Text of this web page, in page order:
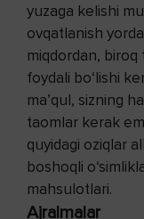
yuzaga kelishi
ovqatlanish
miqdordan,
foydali bo‘lishi
ma’qul, sizning
taomlar kerak
quyidagi oziqlar
boshoqli
mahsulotlari.
Ajralmalar